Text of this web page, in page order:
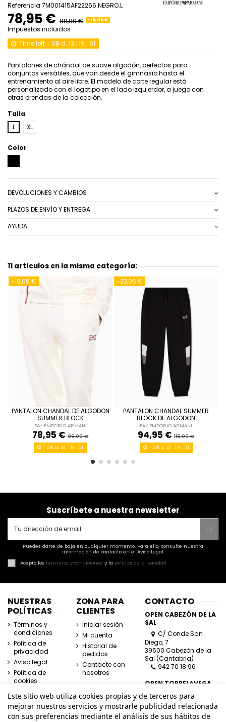
Referencia 7M001415AF22266.NEGRO.L
78,95 € 98,00 € -19,05 €
Impuestos incluidos
Time left
08 d. 13 :19 :51
Pantalones de chándal de suave algodón, perfectos para
conjuntos versátiles, que van desde el gimnasio hasta el
entrenamiento al aire libre. El modelo de corte regular está
personalizado con el logotipo en el lado izquierdor, a juego con
otras prendas de la colección.
Talla
L
XL
Color
DEVOLUCIONES Y CAMBIOS
PLAZOS DE ENVÍO Y ENTREGA
AYUDA
11 artículos en la misma categoría:
-19,05 €
PANTALON CHANDAL DE ALGODON
SUMMER BLOCK
EA7 EMPORIO ARMANI
78,95 €98,00 €
L
BEIG
 Añadir al carrito
08 d. 13 :19 : 51
-23,05 €
PANTALON CHANDAL SUMMER
BLOCK DE ALGODON
EA7 EMPORIO ARMANI
94,95 €118,00 €
S
L
NEGRO
 Añadir al carrito
08 d. 13 : 19 : 51
Suscríbete a nuestra newsletter
Puedes darte de baja en cualquier momento. Para ello, consulte nuestra
información de contacto en el Aviso Legal.
Acepto los términos y condiciones y la política de privacidad
NUESTRAS
POLÍTICAS
Términos y
condiciones
Política de
privacidad
Aviso legal
Política de
cookies
ZONA PARA
CLIENTES
Iniciar sesión
Mi cuenta
Historial de
pedidos
Contacte con
nosotros
CONTACTO
OPEN CABEZÓN DE LA
SAL
C/ Conde San
Diego, 7
39500 Cabezón de la
Sal (Cantabria)
942 70 18 96
OPEN TORRELAVEGA
C/ José Posada
Herrera, Esquina
Lasaga Larreta
39300 Torrelavega
Este sitio web utiliza cookies propias y de terceros para
mejorar nuestros servicios y mostrarle publicidad relacionada
con sus preferencias mediante el análisis de sus hábitos de